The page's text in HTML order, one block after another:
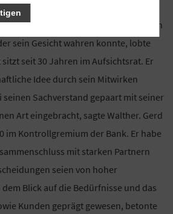
auf die Persönlichkeit geprägt
Situationen habe er immer Lösungen
sein Gesicht wahren konnte, lobte
seit 30 Jahren im Aufsichtsrat. Er
Idee durch sein Mitwirken
Sachverstand gepaart mit seiner
Art eingebracht, sagte Walther. Gerd
im Kontrollgremium der Bank. Er habe
mit starken Partnern
seien von hoher
Blick auf die Bedürfnisse und das
Kunden geprägt gewesen, betonte